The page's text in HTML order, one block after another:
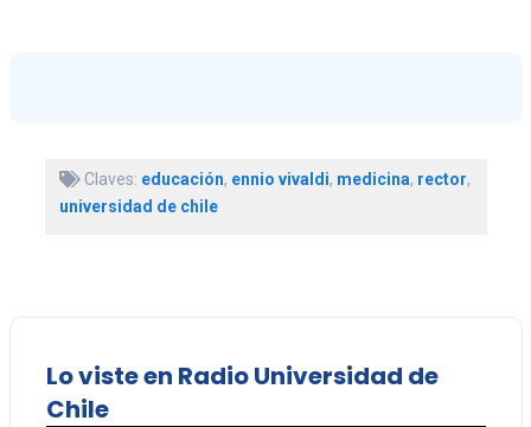
Claves: educación, ennio vivaldi, medicina, rector,
universidad de chile
Lo viste en Radio Universidad de
Chile